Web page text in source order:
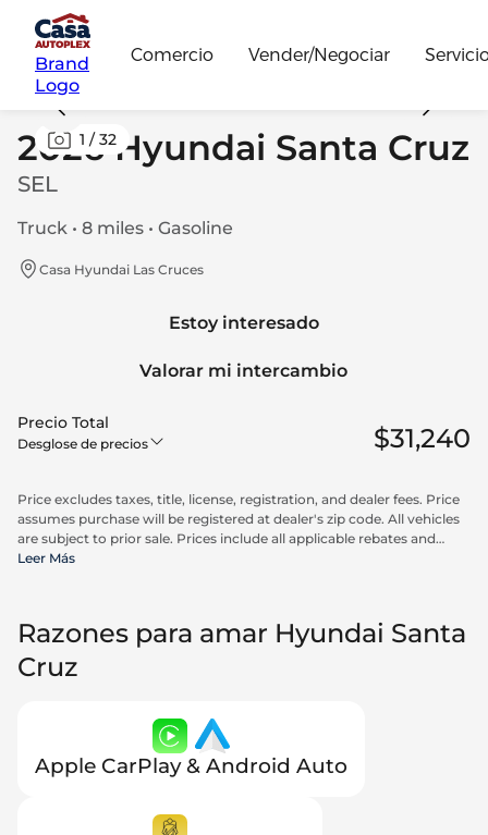
Brand
Logo
Comercio Vender/Negociar
1 /32
2026 Hyundai Santa Cruz
SEL
Truck • 8 miles • Gasoline
Casa Hyundai Las Cruces
Estoy interesado
Valorar mi intercambio
Precio Total
Desglose de precios $31,240
Price excludes taxes, title, license, registration, and dealer fees. Price
assumes purchase will be registered at dealer's zip code. All vehicles
are subject to prior sale. Prices include all applicable rebates and
incentives available to all consumers; additional rebates may apply.
Leer Más
Razones para amar Hyundai Santa
Cruz
Apple CarPlay & Android Auto